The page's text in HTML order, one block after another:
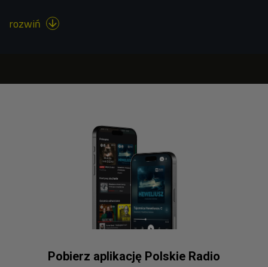
rozwiń 
Pobierz aplikację Polskie Radio